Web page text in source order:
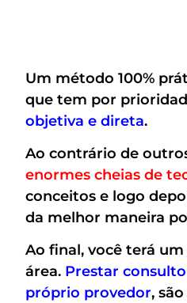
Um método 100%
que tem por
objetiva e direta.
Ao contrário de
enormes cheias de
conceitos e logo
da melhor maneira
Ao final, você terá
área. Prestar
próprio provedor,